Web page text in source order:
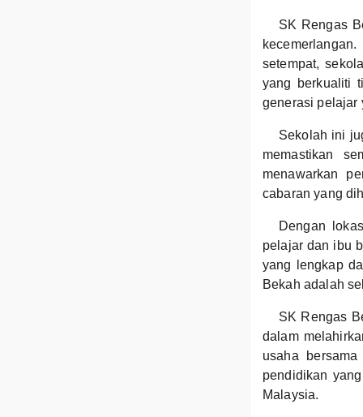
SK Rengas
setempat,
yang berkualiti
generasi pelajar
Sekolah ini
memastikan
menawarkan
cabaran yang
Dengan
pelajar dan ibu
yang lengkap
Bekah adalah
SK Rengas
dalam
usaha
pendidikan
Malaysia.